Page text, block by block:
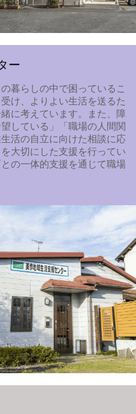
ー
暮らしの中で困っているこ
け、よりよい生活を送るた
に考えています。また、障
している」「職場の人間関
活の自立に向けた相談に応
大切にした支援を行ってい
の一体的支援を通じて職場